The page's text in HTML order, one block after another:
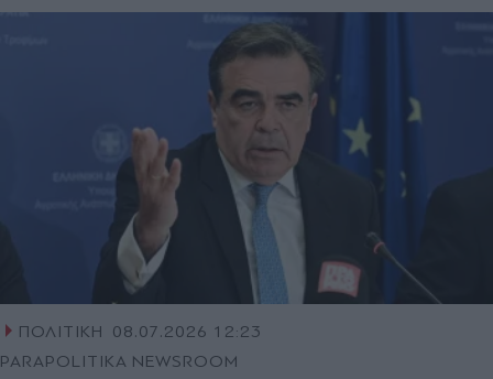
ΠΟΛΙΤΙΚΗ
08.07.2026 12:23
PARAPOLITIKA NEWSROOM